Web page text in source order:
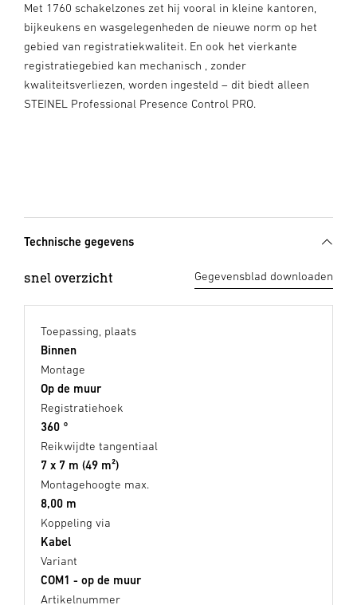
Met 1760 schakelzones zet hij vooral in kleine kantoren,
bijkeukens en wasgelegenheden de nieuwe norm op het
gebied van registratiekwaliteit. En ook het vierkante
registratiegebied kan mechanisch , zonder
kwaliteitsverliezen, worden ingesteld – dit biedt alleen
STEINEL Professional Presence Control PRO.
Technische gegevens
snel overzicht Gegevensblad downloaden
Toepassing, plaats
Binnen
Montage
Op de muur
Registratiehoek
360 °
Reikwijdte tangentiaal
7 x 7 m (49 m²)
Montagehoogte max.
8,00 m
Koppeling via
Kabel
Variant
COM1 - op de muur
Artikelnummer